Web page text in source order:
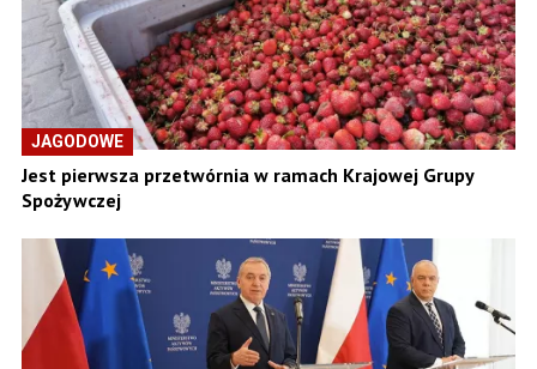
JAGODOWE
Jest pierwsza przetwórnia w ramach Krajowej Grupy
Spożywczej